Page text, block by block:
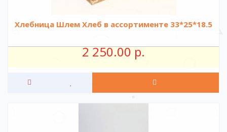
Хлебница Шлем Хлеб в ассортименте 33*25*18.5
2 250.00 р.